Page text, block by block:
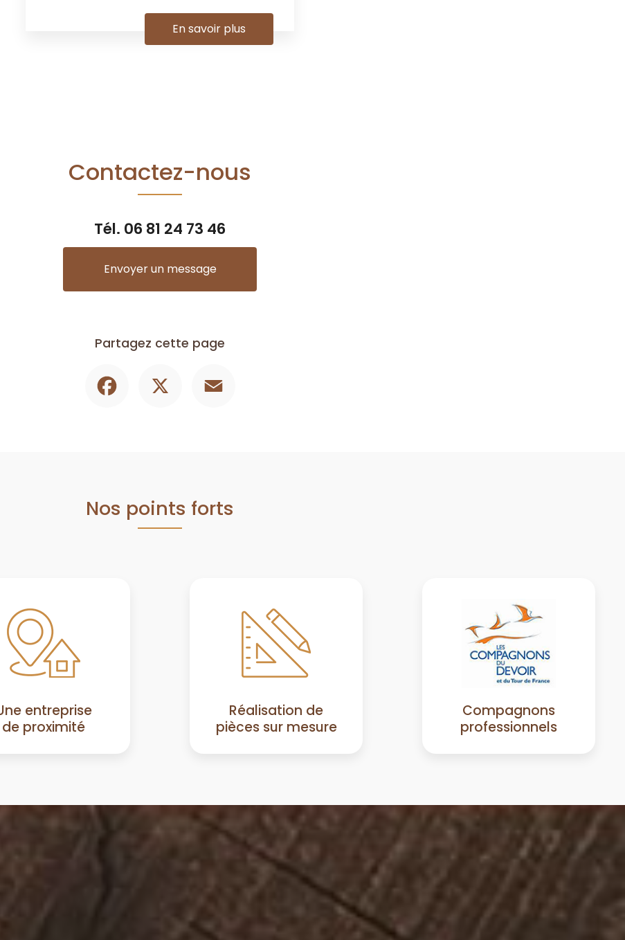
En savoir plus
Contactez-nous
Tél. 06 81 24 73 46
Envoyer un message
Partagez cette page
Nos points forts
entreprise
de proximité
Réalisation de
pièces sur mesure
Compagnons
professionnels